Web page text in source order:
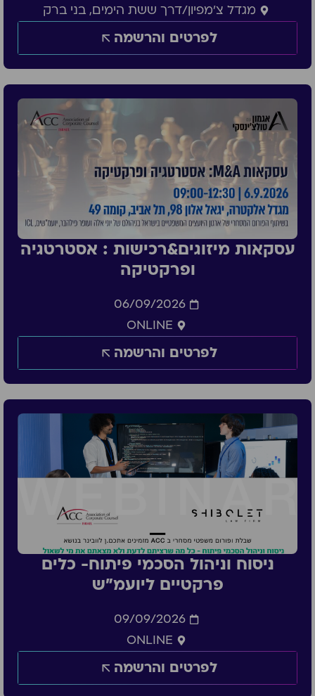
מגדל צ'מפיון/דרך ששת הימים, בני ברק
לפרטים והרשמה
עסקאות מיזוגים&רכישות : אסטרטגיה
ופרקטיקה
06/09/2026
ONLINE
לפרטים והרשמה
ניסוח וניהול הסכמי פיתוח- כלים
פרקטיים ליועמ״ש
09/09/2026
ONLINE
לפרטים והרשמה